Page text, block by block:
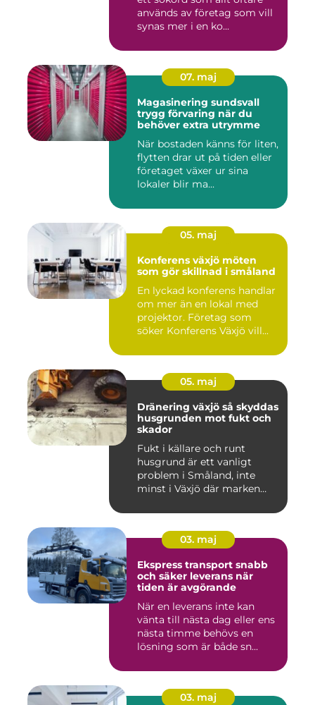
används av företag som vill
synas mer i en ko...
07. maj
Magasinering sundsvall
trygg förvaring när du
behöver extra utrymme
När bostaden känns för liten,
flytten drar ut på tiden eller
företaget växer ur sina
lokaler blir ma...
05. maj
Konferens växjö möten
som gör skillnad i småland
En lyckad konferens handlar
om mer än en lokal med
projektor. Företag som
söker Konferens Växjö vill...
05. maj
Dränering växjö så skyddas
husgrunden mot fukt och
skador
Fukt i källare och runt
husgrund är ett vanligt
problem i Småland, inte
minst i Växjö där marken
03. maj
Ekspress transport snabb
och säker leverans när
tiden är avgörande
När en leverans inte kan
vänta till nästa dag eller ens
nästa timme behövs en
lösning som är både sn...
03. maj